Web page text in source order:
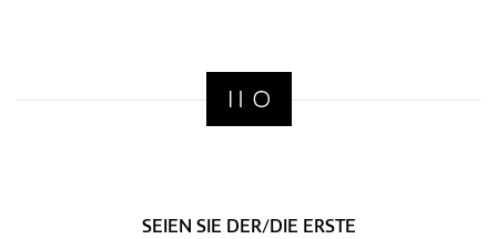
SEIEN SIE DER/DIE ERSTE